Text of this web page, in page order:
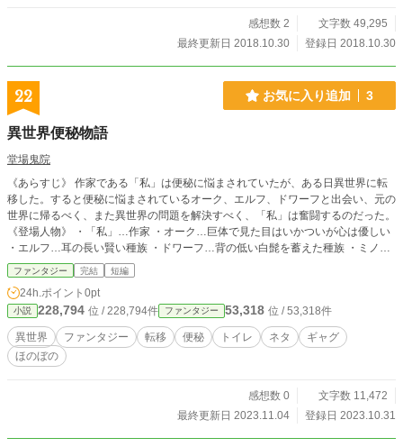
感想数 2
文字数 49,295
最終更新日 2018.10.30
登録日 2018.10.30
22 お気に入り追加 3
異世界便秘物語
堂場鬼院
《あらすじ》 作家である「私」は便秘に悩まされていたが、ある日異世界に転
移した。すると便秘に悩まされているオーク、エルフ、ドワーフと出会い、元の
世界に帰るべく、また異世界の問題を解決すべく、「私」は奮闘するのだった。
《登場人物》 ・「私」…作家 ・オーク…巨体で見た目はいかついが心は優しい
・エルフ…耳の長い賢い種族 ・ドワーフ…背の低い白髭を蓄えた種族 ・ミノタ
ウロス…牛頭人身の魔物
ファンタジー 完結 短編
24h.ポイント 0pt
小説 228,794 位 / 228,794件 ファンタジー 53,318 位 / 53,318件
異世界 ファンタジー 転移 便秘 トイレ ネタ
ギャグ
ほのぼの
感想数 0
文字数 11,472
最終更新日 2023.11.04
登録日 2023.10.31